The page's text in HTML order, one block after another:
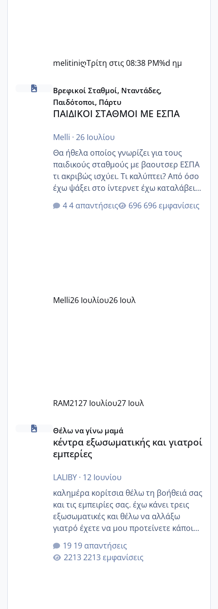
melitiniღΤρίτη στις 08:38 PM%d ημ
ΠΑΙΔΙΚΟΙ ΣΤΑΘΜΟΙ ΜΕ ΕΣΠΑ
Βρεφικοί Σταθμοί, Νταντάδες,
Παιδότοποι, Πάρτυ
ΠΑΙΔΙΚΟΙ ΣΤΑΘΜΟΙ ΜΕ ΕΣΠΑ
Melli · 26 Ιουλίου
Θα ήθελα οποίος γνωρίζει για τους
παιδικούς σταθμούς με βαουτσερ ΕΣΠΑ
τι ακριβώς ισχύει. Τι καλύπτει? Από όσο
έχω ψάξει στο ίντερνετ έχω καταλάβει
ότι το βαουτσερ καλύπτει όλα τα
δίδακτρα και τα τροφεια του ιδιωτικού
Εγώ πήγα σε έναν ιδιωτικό παιδικό στ
4 απαντήσεις 696 εμφανίσεις
Melli26 Ιουλίου26 Ιουλ
RAM2127 Ιουλίου27 Ιουλ
κέντρα εξωσωματικής και γιατροί εμπερίες
Θέλω να γίνω μαμά
κέντρα εξωσωματικής και γιατροί
εμπερίες
LALIBY· 12 Ιουνίου
καλημέρα κορίτσια θέλω τη βοήθειά σας
και τις εμπειρίες σας. έχω κάνει τρεις
εξωσωματικές και θέλω να αλλάξω
γιατρό έχετε να μου προτείνετε κάποιον
που μείνατε ευχαριστημένες και είχατε
επιιτυχία? έκανα στο υγεία με τον
ζερβομανωλάκη (δεν το εψαξε καθόλου
19 απαντήσεις
2213 εμφανίσεις